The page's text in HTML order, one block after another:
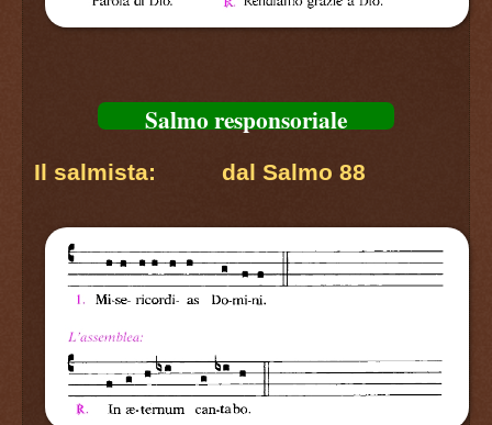
Salmo responsoriale
Il salmista: dal Salmo 88